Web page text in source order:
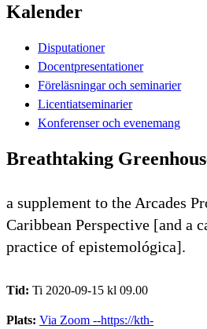
Kalender
Disputationer
Docentpresentationer
Föreläsningar och seminarier
Licentiatseminarier
Konferenser och evenemang
Breathtaking
a supplement to the Arcades
Caribbean Perspective [and a
practice of epistemológica].
Tid: Ti 2020-09-15 kl 09.00
Plats: Via Zoom --https://kth-